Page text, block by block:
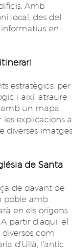
Amb
local, des del
informatius en
estratègics, per
i així, atraure
amb un mapa
explicacions a
diverses imatges
de Santa
de davant de
poble amb
en els orígens
partir d'aquí, el
com
d'Ullà, l'antic